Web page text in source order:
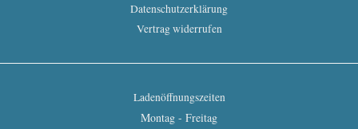
Datenschutzerklärung
Vertrag widerrufen
Ladenöffnungszeiten
Montag - Freitag